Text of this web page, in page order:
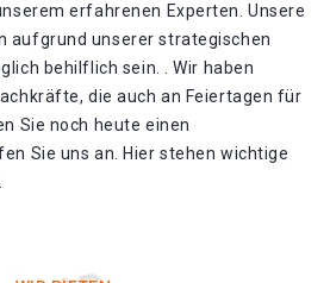
erfahrenen Experten. Unsere
aufgrund unserer strategischen
behilflich sein. . Wir haben
die auch an Feiertagen für
Sie noch heute einen
Sie uns an. Hier stehen wichtige